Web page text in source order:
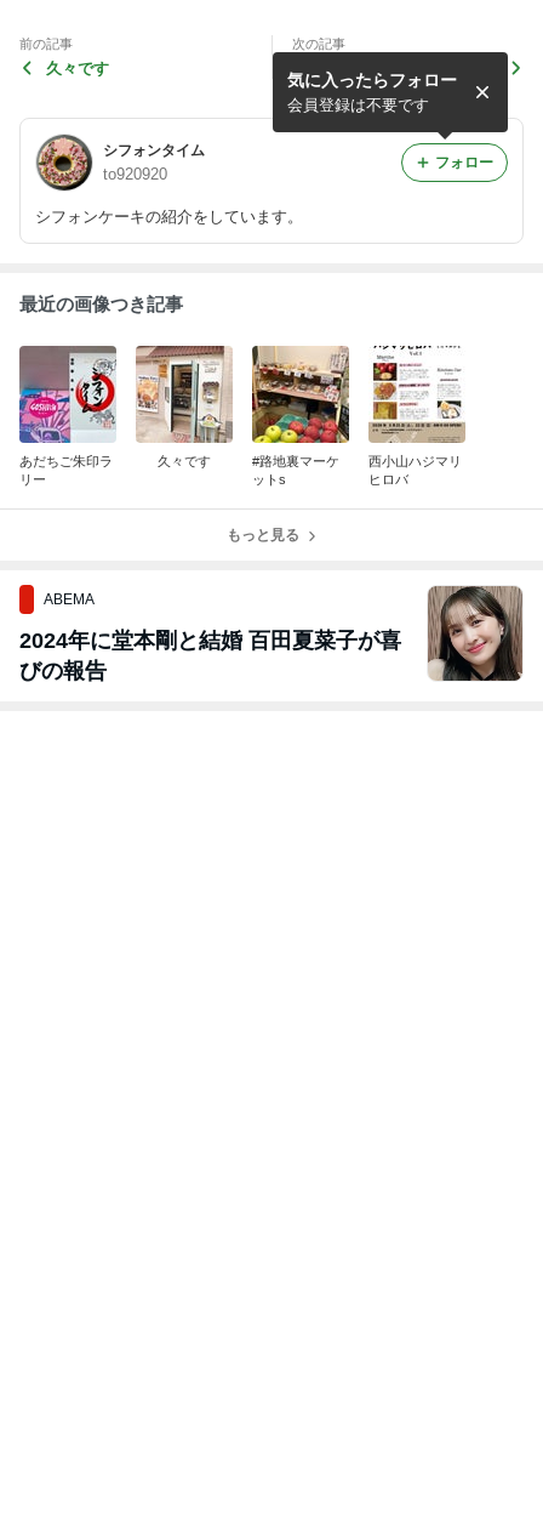
前の記事
久々です
次の記事
今週末の北仲マルシェは開催
中止となりました。またお会
いできる日を楽しみにしてお
ります！
シフォンタイム
to920920
シフォンケーキの紹介をしています。
気に入ったらフォロー
会員登録は不要です
フォロー
最近の画像つき記事
あだちご朱印ラ
リー
久々です
#路地裏マーケ
ットs
西小山ハジマリ
ヒロバ
もっと見る
ABEMA
2024年に堂本剛と結婚 百田夏菜子が喜
びの報告